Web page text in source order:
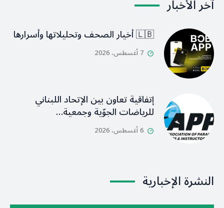
آخر الأخبار
🇱🇧 أخيار الصحف وتحليلاتها وأسرارها
7 أغسطس، 2026
إتفاقية تعاون بين الإتحاد اللبناني
للرياضات الجوّية وجمعية…
6 أغسطس، 2026
النشرة الإخبارية